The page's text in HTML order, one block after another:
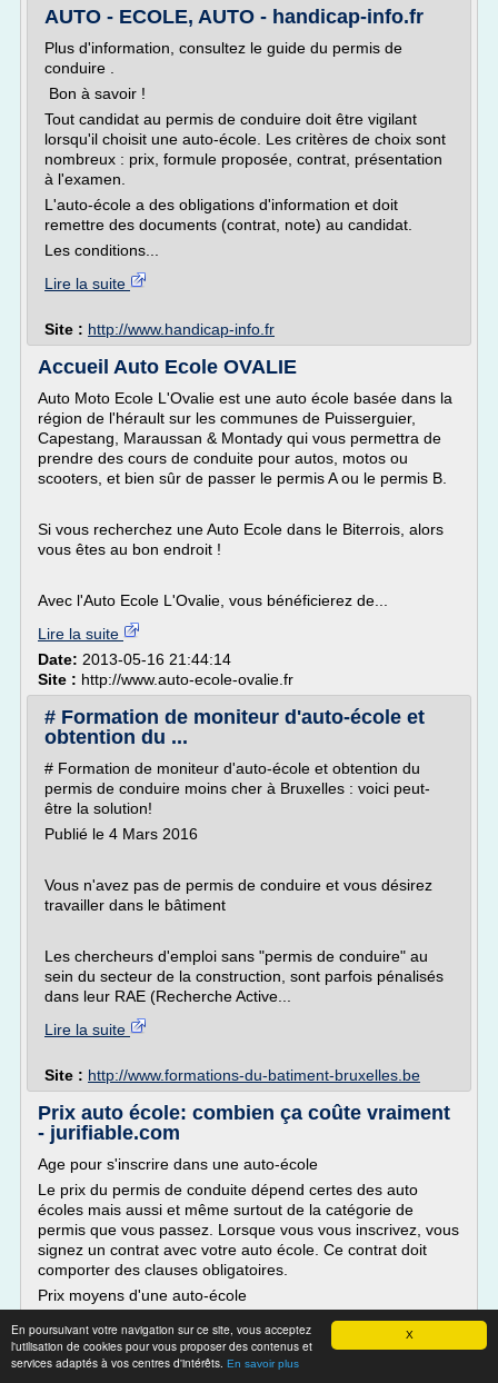
X
En poursuivant votre navigation sur ce site, vous acceptez
l'utilisation de cookies pour vous proposer des contenus et
services adaptés à vos centres d'intérêts. En savoir plus
AUTO - ECOLE, AUTO - handicap-info.fr
Plus d'information, consultez le guide du permis de
conduire .
Bon à savoir !
Tout candidat au permis de conduire doit être vigilant
lorsqu'il choisit une auto-école. Les critères de choix sont
nombreux : prix, formule proposée, contrat, présentation
à l'examen.
L'auto-école a des obligations d'information et doit
remettre des documents (contrat, note) au candidat.
Les conditions...
Lire la suite
Site : http://www.handicap-info.fr
Accueil Auto Ecole OVALIE
Auto Moto Ecole L'Ovalie est une auto école basée dans la
région de l'hérault sur les communes de Puisserguier,
Capestang, Maraussan & Montady qui vous permettra de
prendre des cours de conduite pour autos, motos ou
scooters, et bien sûr de passer le permis A ou le permis B.
Si vous recherchez une Auto Ecole dans le Biterrois, alors
vous êtes au bon endroit !
Avec l'Auto Ecole L'Ovalie, vous bénéficierez de...
Lire la suite
Date: 2013-05-16 21:44:14
Site : http://www.auto-ecole-ovalie.fr
# Formation de moniteur d'auto-école et
obtention du ...
# Formation de moniteur d'auto-école et obtention du
permis de conduire moins cher à Bruxelles : voici peut-
être la solution!
Publié le 4 Mars 2016
Vous n'avez pas de permis de conduire et vous désirez
travailler dans le bâtiment
Les chercheurs d'emploi sans "permis de conduire" au
sein du secteur de la construction, sont parfois pénalisés
dans leur RAE (Recherche Active...
Lire la suite
Site : http://www.formations-du-batiment-bruxelles.be
Prix auto école: combien ça coûte vraiment
- jurifiable.com
Age pour s'inscrire dans une auto-école
Le prix du permis de conduite dépend certes des auto
écoles mais aussi et même surtout de la catégorie de
permis que vous passez. Lorsque vous vous inscrivez, vous
signez un contrat avec votre auto école. Ce contrat doit
comporter des clauses obligatoires.
Prix moyens d'une auto-école
Le prix d'une auto-école dépend de la nature du forfait et
des...
Lire la suite